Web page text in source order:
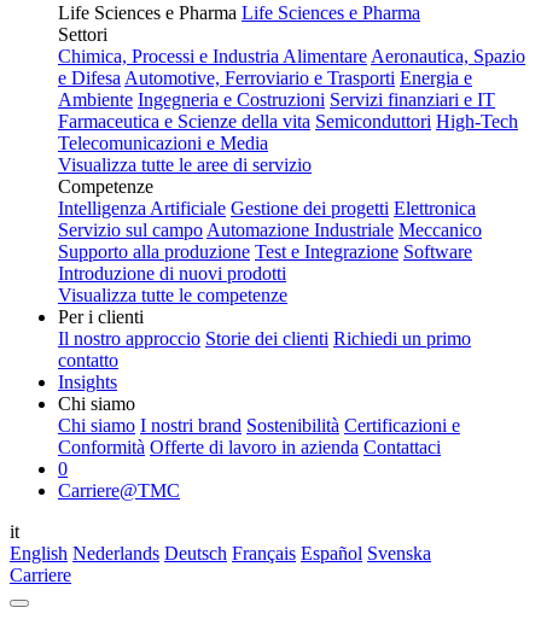
Life Sciences e Pharma Life Sciences e Pharma
Settori
Chimica, Processi e Industria Alimentare Aeronautica, Spazio
e Difesa Automotive, Ferroviario e Trasporti Energia e
Ambiente Ingegneria e Costruzioni Servizi finanziari e IT
Farmaceutica e Scienze della vita Semiconduttori High-Tech
Telecomunicazioni e Media
Visualizza tutte le aree di servizio
Competenze
Intelligenza Artificiale Gestione dei progetti Elettronica
Servizio sul campo Automazione Industriale Meccanico
Supporto alla produzione Test e Integrazione Software
Introduzione di nuovi prodotti
Visualizza tutte le competenze
Per i clienti
Il nostro approccio Storie dei clienti Richiedi un primo
contatto
Insights
Chi siamo
Chi siamo I nostri brand Sostenibilità Certificazioni e
Conformità Offerte di lavoro in azienda Contattaci
0
Carriere@TMC
it
English Nederlands Deutsch Français Español Svenska
Carriere